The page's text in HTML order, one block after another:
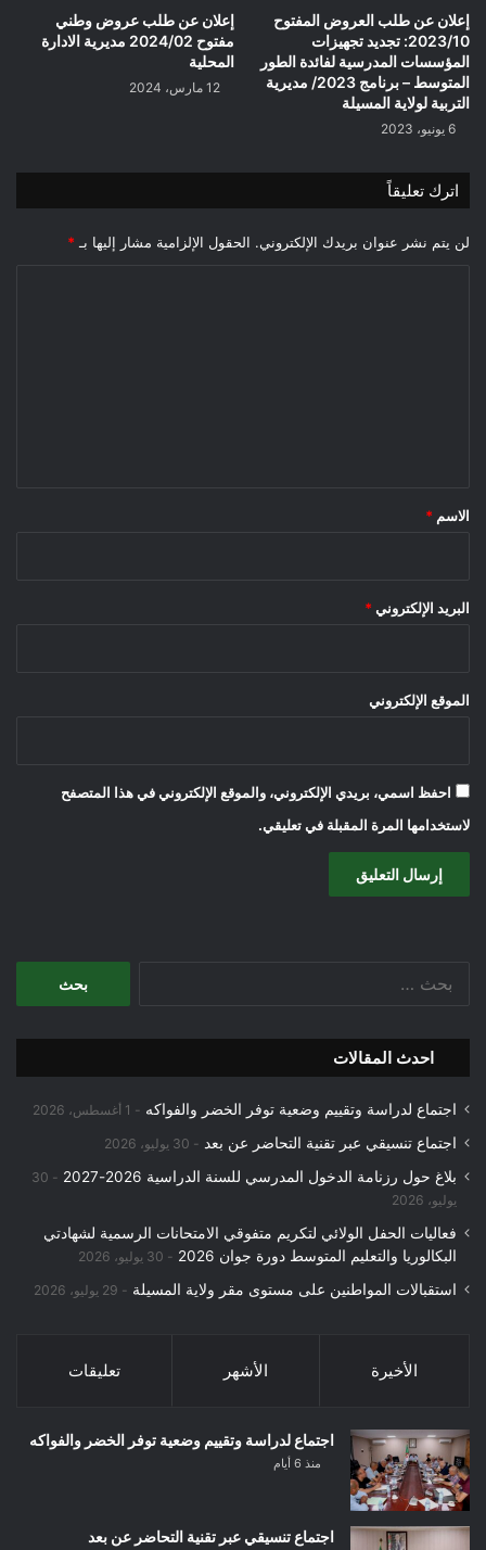
إعلان عن طلب العروض المفتوح
2023/10: تجديد تجهيزات
المؤسسات المدرسية لفائدة الطور
المتوسط – برنامج 2023/ مديرية
التربية لولاية المسيلة
6 يونيو، 2023
إعلان عن طلب عروض وطني
مفتوح 2024/02 مديرية الادارة
المحلية
12 مارس، 2024
اترك تعليقاً
لن يتم نشر عنوان بريدك الإلكتروني. الحقول الإلزامية مشار إليها بـ *
*
الاسم *
البريد الإلكتروني *
الموقع الإلكتروني
احفظ اسمي، بريدي الإلكتروني، والموقع الإلكتروني في هذا المتصفح
لاستخدامها المرة المقبلة في تعليقي.
احدث المقالات
اجتماع لدراسة وتقييم وضعية توفر الخضر والفواكه 1 أغسطس، 2026
اجتماع تنسيقي عبر تقنية التحاضر عن بعد 30 يوليو، 2026
بلاغ حول رزنامة الدخول المدرسي للسنة الدراسية 2026-2027
30
يوليو، 2026
فعاليات الحفل الولائي لتكريم متفوقي الامتحانات الرسمية لشهادتي
البكالوريا والتعليم المتوسط دورة جوان 2026
30 يوليو، 2026
استقبالات المواطنين على مستوى مقر ولاية المسيلة 29 يوليو، 2026
الأخيرة الأشهر تعليقات
اجتماع لدراسة وتقييم وضعية توفر الخضر والفواكه
منذ 6 أيام
اجتماع تنسيقي عبر تقنية التحاضر عن بعد